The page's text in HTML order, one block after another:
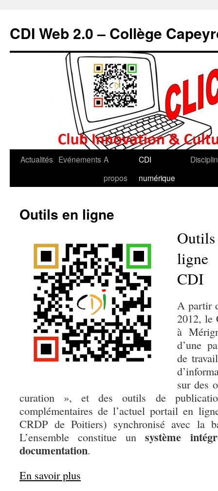
CDI Web 2.0 – Collège
Actualités Evénements A
propos
CDI
numérique
Outils en ligne
CDI
A partir
2012, le
à
d’une
de
sur des
curation », et des outils de
complémentaires de l’actuel portail en
CRDP de Poitiers) synchronisé avec la
L’ensemble constitue unsystème
documentation.
En savoir plus